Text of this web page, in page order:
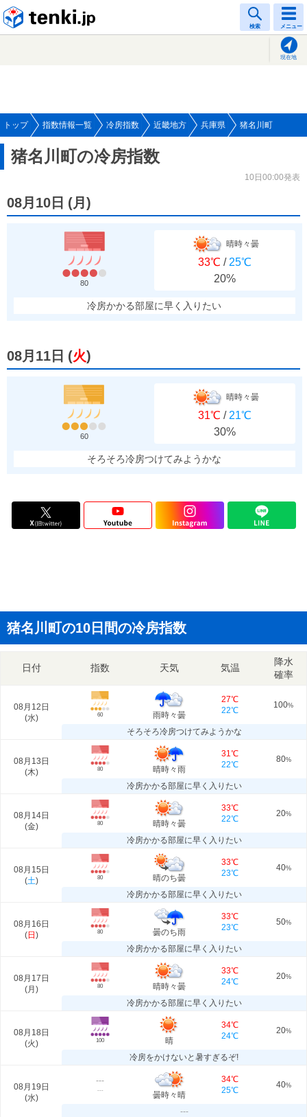
検索 メニュー
現在地
トップ 指数情報一覧 冷房指数 近畿地方 兵庫県 猪名川町
猪名川町の冷房指数
10日00:00発表
08月10日 (月 )
80
晴時々曇
33℃ / 25℃
20%
冷房かかる部屋に早く入りたい
08月11日 (火)
60
晴時々曇
31℃ / 21℃
30%
そろそろ冷房つけてみようかな
猪名川町の10日間の冷房指数
日付 指数 天気 気温
降水
確率
08月12日
(水) 60 雨時々曇
27℃
22℃
100%
そろそろ冷房つけてみようかな
08月13日
(木) 80 晴時々雨
31℃
22℃
80%
冷房かかる部屋に早く入りたい
08月14日
(金) 80 晴時々曇
33℃
22℃
20%
冷房かかる部屋に早く入りたい
08月15日
(土) 80 晴のち曇
33℃
23℃
40%
冷房かかる部屋に早く入りたい
08月16日
(日 ) 80 曇のち雨
33℃
23℃
50%
冷房かかる部屋に早く入りたい
08月17日
(月 ) 80 晴時々曇
33℃
24℃
20%
冷房かかる部屋に早く入りたい
08月18日
(火) 100 晴
34℃
24℃
20%
冷房をかけないと暑すぎるぞ!
08月19日
(水)
---
---
曇時々晴
34℃
25℃
40%
---